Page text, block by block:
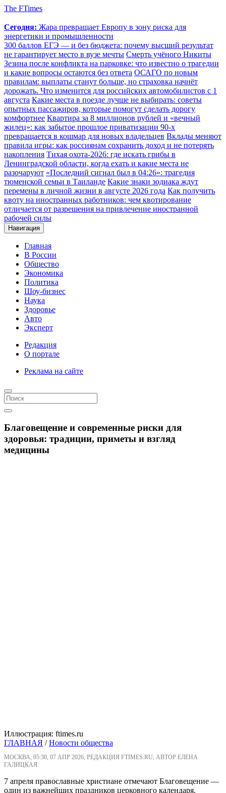
The FTimes
Сегодня: Жара превращает Европу в зону риска для
энергетики и промышленности
300 баллов ЕГЭ — и без бюджета: почему высший результат
не гарантирует место в вузе мечты Смерть учёного Никиты
Зезина после конфликта на парковке: что известно о трагедии
и какие вопросы остаются без ответа ОСАГО по новым
правилам: выплаты станут больше, но страховка начнёт
дорожать. Что изменится для российских автомобилистов с 1
августа Какие места в поезде лучше не выбирать: советы
опытных пассажиров, которые помогут сделать дорогу
комфортнее Квартира за 8 миллионов рублей и «вечный
жилец»: как забытое прошлое приватизации 90-х
превращается в кошмар для новых владельцев Вклады меняют
правила игры: как россиянам сохранить доход и не потерять
накопления Тихая охота-2026: где искать грибы в
Ленинградской области, когда ехать и какие места не
разочаруют «Последний сигнал был в 04:26»: трагедия
тюменской семьи в Таиланде Какие знаки зодиака ждут
перемены в личной жизни в августе 2026 года Как получить
квоту на иностранных работников: чем квотирование
отличается от разрешения на привлечение иностранной
рабочей силы
Навигация
Главная
В России
Общество
Экономика
Политика
Шоу-бизнес
Наука
Здоровье
Авто
Эксперт
Редакция
О портале
Реклама на сайте
Благовещение и современные риски для
здоровья: традиции, приметы и взгляд
медицины
Иллюстрация: ftimes.ru
ГЛАВНАЯ /Новости общества
МОСКВА, 05:30, 07 АПР 2026, РЕДАКЦИЯ FTIMES.RU, АВТОР ЕЛЕНА
ГАЛИЦКАЯ.
7 апреля православные христиане отмечают Благовещение —
один из важнейших праздников церковного календаря.